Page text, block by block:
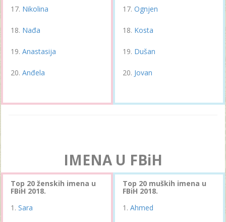
Nikolina
Nađa
Anastasija
Anđela
Ognjen
Kosta
Dušan
Jovan
IMENA U FBiH
Top 20 ženskih imena u
FBiH 2018.
Sara
Top 20 muških imena u
FBiH 2018.
Ahmed